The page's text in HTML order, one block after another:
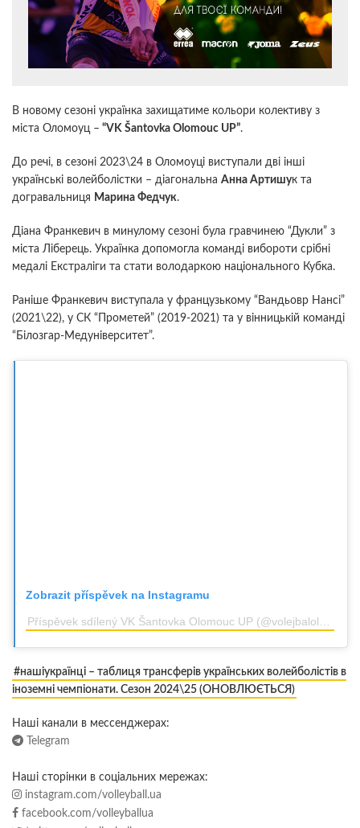
В новому сезоні українка захищатиме кольори колективу з
міста Оломоуц – “VK Šantovka Olomouc UP”.
До речі, в сезоні 2023\24 в Оломоуці виступали дві інші
українські волейболістки – діагональна Анна Артишук та
догравальниця Марина Федчук.
Діана Франкевич в минулому сезоні була гравчинею “Дукли” з
міста Ліберець. Українка допомогла команді вибороти срібні
медалі Екстраліги та стати володаркою національного Кубка.
Раніше Франкевич виступала у французькому “Вандьовр Нансі”
(2021\22), у СК “Прометей” (2019-2021) та у вінницькій команді
“Білозгар-Медуніверситет”.
Zobrazit příspěvek na Instagramu
#нашіукраїнці – таблиця трансферів українських волейболістів в
іноземні чемпіонати. Сезон 2024\25 (ОНОВЛЮЄТЬСЯ)
Наші канали в мессенджерах:
Telegram
Наші сторінки в соціальних мережах:
instagram.com/volleyball.ua
facebook.com/volleyballua